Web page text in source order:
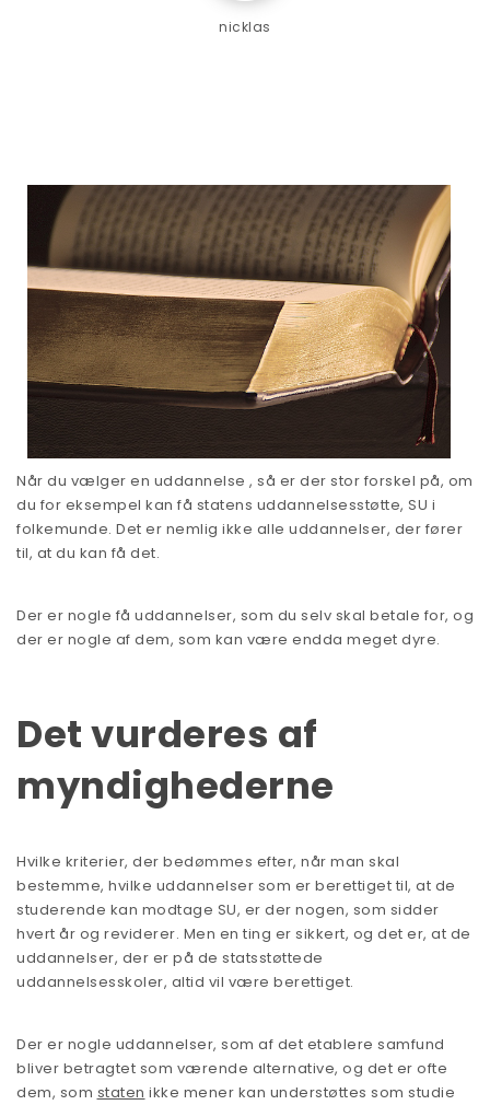
nicklas
Når du vælger en uddannelse , så er der stor forskel på, om
du for eksempel kan få statens uddannelsesstøtte, SU i
folkemunde. Det er nemlig ikke alle uddannelser, der fører
til, at du kan få det.
Der er nogle få uddannelser, som du selv skal betale for, og
der er nogle af dem, som kan være endda meget dyre.
Det vurderes af
myndighederne
Hvilke kriterier, der bedømmes efter, når man skal
bestemme, hvilke uddannelser som er berettiget til, at de
studerende kan modtage SU, er der nogen, som sidder
hvert år og reviderer. Men en ting er sikkert, og det er, at de
uddannelser, der er på de statsstøttede
uddannelsesskoler, altid vil være berettiget.
Der er nogle uddannelser, som af det etablere samfund
bliver betragtet som værende alternative, og det er ofte
dem, som staten ikke mener kan understøttes som studie